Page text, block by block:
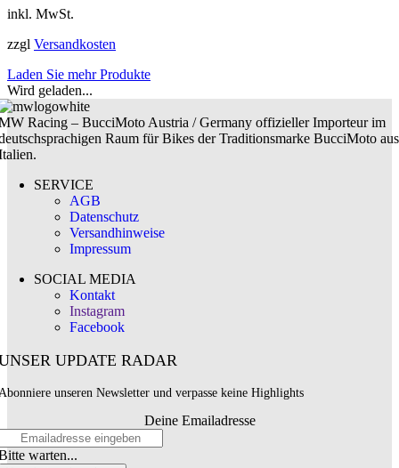
inkl. MwSt.
zzgl Versandkosten
Laden Sie mehr Produkte
Wird geladen...
Racing – BucciMoto Austria / Germany offizieller Importeur im
Raum für Bikes der Traditionsmarke BucciMoto aus
SERVICE
AGB
Datenschutz
Versandhinweise
Impressum
SOCIAL MEDIA
Kontakt
Instagram
Facebook
UPDATE RADAR
unseren Newsletter und verpasse keine Highlights
Deine Emailadresse
warten...